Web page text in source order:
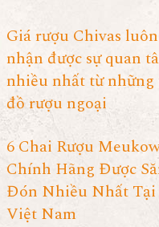
Giá rượu Chivas luôn
nhận được sự quan
nhiều nhất từ
đồ rượu ngoại
6 Chai Rượu
Chính Hãng Được
Đón Nhiều Nhất Tại
Việt Nam